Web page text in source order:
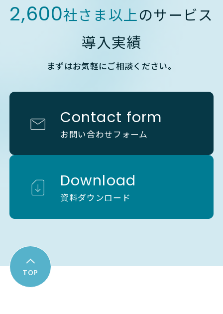
2,600社さま以上のサービス
導入実績
まずはお気軽にご相談ください。
Contact form
お問い合わせフォーム
Download
資料ダウンロード
TOP